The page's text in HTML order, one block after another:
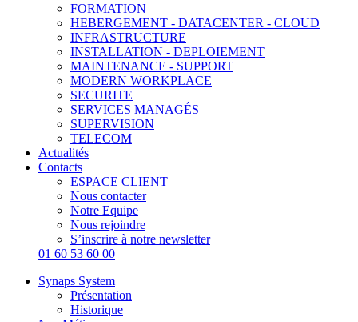
FORMATION
HEBERGEMENT - DATACENTER - CLOUD
INFRASTRUCTURE
INSTALLATION - DEPLOIEMENT
MAINTENANCE - SUPPORT
MODERN WORKPLACE
SECURITE
SERVICES MANAGÉS
SUPERVISION
TELECOM
Actualités
Contacts
ESPACE CLIENT
Nous contacter
Notre Equipe
Nous rejoindre
S’inscrire à notre newsletter
01 60 53 60 00
Synaps System
Présentation
Historique